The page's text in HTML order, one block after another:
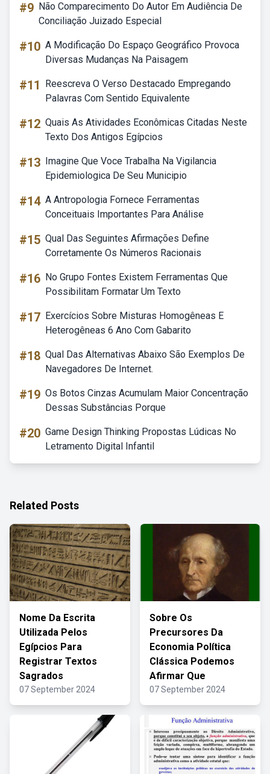
#9 Não Comparecimento Do Autor Em Audiência De
Conciliação Juizado Especial
#10 A Modificação Do Espaço Geográfico Provoca
Diversas Mudanças Na Paisagem
#11
Reescreva O Verso Destacado Empregando
Palavras Com Sentido Equivalente
#12 Quais As Atividades Econômicas Citadas Neste
Texto Dos Antigos Egípcios
#13 Imagine Que Voce Trabalha Na Vigilancia
Epidemiologica De Seu Municipio
#14 A Antropologia Fornece Ferramentas
Conceituais Importantes Para Análise
#15 Qual Das Seguintes Afirmações Define
Corretamente Os Números Racionais
#16 No Grupo Fontes Existem Ferramentas Que
Possibilitam Formatar Um Texto
#17 Exercícios Sobre Misturas Homogêneas E
Heterogêneas 6 Ano Com Gabarito
#18 Qual Das Alternativas Abaixo São Exemplos De
Navegadores De Internet.
#19 Os Botos Cinzas Acumulam Maior Concentração
Dessas Substâncias Porque
#20 Game Design Thinking Propostas Lúdicas No
Letramento Digital Infantil
Related Posts
Nome Da Escrita
Utilizada Pelos
Egípcios Para
Registrar Textos
Sagrados
07 September 2024
Sobre Os
Precursores Da
Economia Política
Clássica Podemos
Afirmar Que
07 September 2024